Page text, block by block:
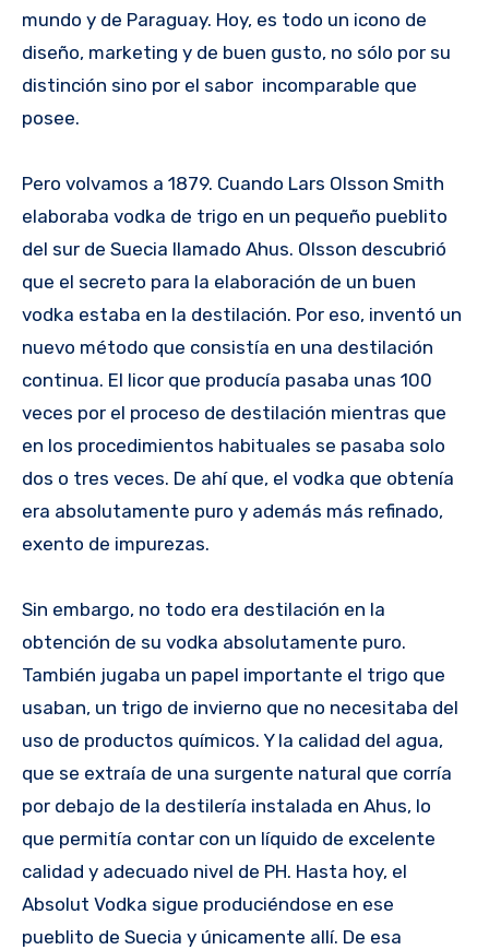
mundo y de Paraguay. Hoy, es todo un icono de
diseño, marketing y de buen gusto, no sólo por su
distinción sino por el sabor incomparable que
posee.
Pero volvamos a 1879. Cuando Lars Olsson Smith
elaboraba vodka de trigo en un pequeño pueblito
del sur de Suecia llamado Ahus. Olsson descubrió
que el secreto para la elaboración de un buen
vodka estaba en la destilación. Por eso, inventó un
nuevo método que consistía en una destilación
continua. El licor que producía pasaba unas 100
veces por el proceso de destilación mientras que
en los procedimientos habituales se pasaba solo
dos o tres veces. De ahí que, el vodka que obtenía
era absolutamente puro y además más refinado,
exento de impurezas.
Sin embargo, no todo era destilación en la
obtención de su vodka absolutamente puro.
También jugaba un papel importante el trigo que
usaban, un trigo de invierno que no necesitaba del
uso de productos químicos. Y la calidad del agua,
que se extraía de una surgente natural que corría
por debajo de la destilería instalada en Ahus, lo
que permitía contar con un líquido de excelente
calidad y adecuado nivel de PH. Hasta hoy, el
Absolut Vodka sigue produciéndose en ese
pueblito de Suecia y únicamente allí. De esa